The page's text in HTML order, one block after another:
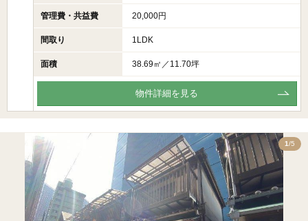
管理費・共益費 20,000円
間取り 1LDK
面積 38.69㎡／11.70坪
物件詳細を見る
1/5